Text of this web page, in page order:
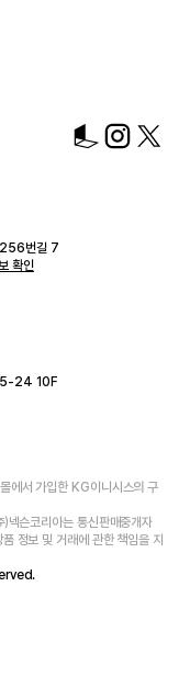
256번길 7
확인
24 10F
에서 가입한 KG이니시스의 구
슨코리아는 통신판매중개자
정보 및 거래에 관한 책임을 지